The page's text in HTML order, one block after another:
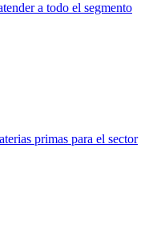
a todo el segmento
primas para el sector